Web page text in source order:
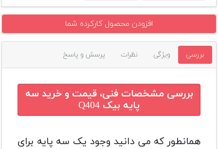
افزودن محصول کارکرده شما
بررسی ویژگی نظرات پرسش و پاسخ
بررسی مشخصات فنی، قیمت و خریدسه
پایه بیک Q404
همانطور که می دانید وجود یک سه پایه برای